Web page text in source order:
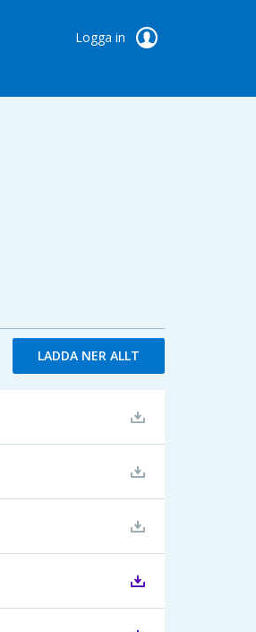
Logga in
LADDA NER ALLT